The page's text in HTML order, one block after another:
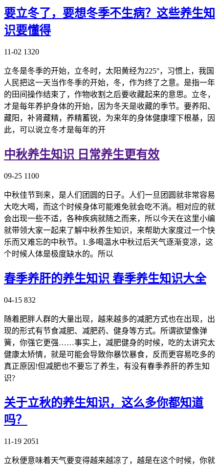
要立冬了，要想冬季不生病？这些养生知
识要懂得
11-02 1320
立冬是冬季的开始，立冬时，太阳黄经为225°，习惯上，我国
人民把这一天当作冬季的开始，冬，作为终了之意。是指一年
的田间操作结束了，作物收割之后要收藏起来的意思。立冬，
才是每年养护身体的开始，因为冬天是收藏的季节。要养阳、
藏阳，补肾藏精，养精蓄锐，为来年的身体健康埋下根基，因
此，可以说立冬才是每年的开
中秋养生知识 日常养生更有效
09-25 1100
中秋佳节到来，是人们团圆的日子。人们一旦团圆就非常容易
大吃大喝，而这个时候身体可能难免就会吃不消。相对应的就
会出现一些不适，各种疾病就随之而来，所以今天在这里小编
就带领大家一起来了解中秋养生知识，来帮助大家度过一个快
乐而又难忘的中秋节。1.多喝温水中秋过后天气逐渐变凉，这
个时候人体是极度缺水的。所以
春季养肝的养生知识 春季养生知识大全
04-15 832
随着肥胖人群的大量出现，越来越多的减肥方式也在出现，出
现的形式有节食减肥、减肥药、健身等方式。所谓欲望像弹
簧，你强它更强……事实上，减肥健身的时候，吃的太讲究太
健康太矫情，就是可能会导致你暴饮暴食，反而更容易吃多的
真正原因!但减肥也不要忘了养生，有没有春季养肝的养生知
识?
关于立秋的养生知识，这么多你都知道
吗？
11-19 2051
立秋便意味着天气要变得越来越凉了，越是在这个时候，你就